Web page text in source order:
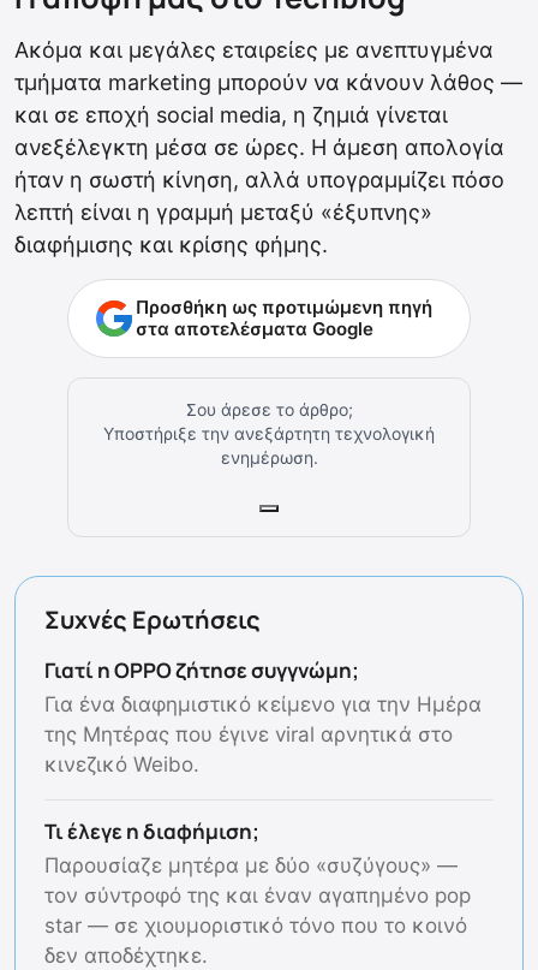
Ακόμα και μεγάλες εταιρείες με ανεπτυγμένα
τμήματα marketing μπορούν να κάνουν λάθος —
και σε εποχή social media, η ζημιά γίνεται
ανεξέλεγκτη μέσα σε ώρες. Η άμεση απολογία
ήταν η σωστή κίνηση, αλλά υπογραμμίζει πόσο
λεπτή είναι η γραμμή μεταξύ «έξυπνης»
διαφήμισης και κρίσης φήμης.
Προσθήκη ως προτιμώμενη πηγή
στα αποτελέσματα Google
Σου άρεσε το άρθρο;
Υποστήριξε την ανεξάρτητη τεχνολογική
ενημέρωση.
Συχνές Ερωτήσεις
Γιατί η OPPO ζήτησε συγγνώμη;
Για ένα διαφημιστικό κείμενο για την Ημέρα
της Μητέρας που έγινε viral αρνητικά στο
κινεζικό Weibo.
Τι έλεγε η διαφήμιση;
Παρουσίαζε μητέρα με δύο «συζύγους» —
τον σύντροφό της και έναν αγαπημένο pop
star — σε χιουμοριστικό τόνο που το κοινό
δεν αποδέχτηκε.